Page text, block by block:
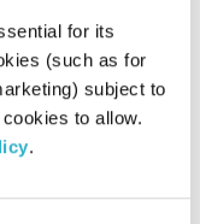
for its
(such as for
subject to
to allow.
.
פה זה טוב – 14.9.25
לירון תאני
14.09.25
01:29:35
ליום ראשון